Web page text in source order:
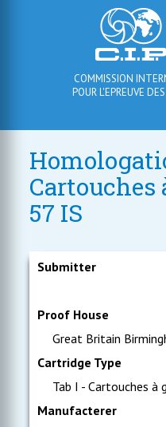
COMMISSION
POUR L'EPREUVE
Cartouches
57 IS
Submitter
Proof House
Great Britain
Cartridge Type
Tab I - Cartouches à
Manufacterer